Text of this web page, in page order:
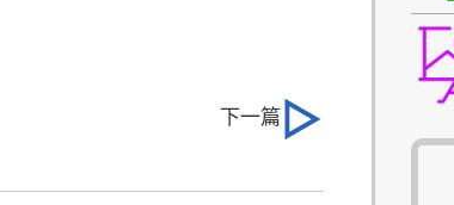
下一篇